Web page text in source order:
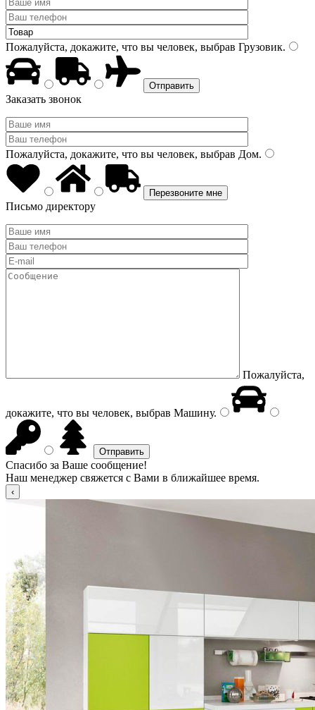
Пожалуйста, докажите, что вы человек, выбрав Грузовик.
Заказать звонок
Пожалуйста, докажите, что вы человек, выбрав Дом.
Письмо директору
Пожалуйста,
докажите, что вы человек, выбрав Машину.
Спасибо за Ваше сообщение!
Наш менеджер свяжется с Вами в ближайшее время.